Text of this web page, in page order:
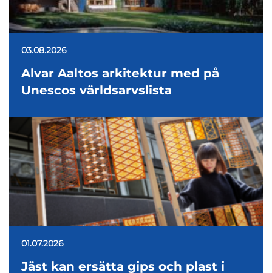
03.08.2026
Alvar Aaltos arkitektur med på
Unescos världsarvslista
01.07.2026
Jäst kan ersätta gips och plast i